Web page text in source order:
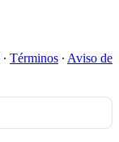
∙ Términos ∙ Aviso de